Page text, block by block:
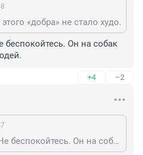
«добра» не стало худо.
беспокойтесь. Он на собак
+4 –2
Нам не станет худо. Не беспокойтесь. Он на собак охоту ведёт, а не на людей.